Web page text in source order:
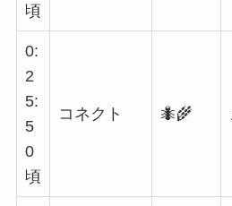
頃
0:
2
5:
5
0
頃
コネクト 🐜🌾